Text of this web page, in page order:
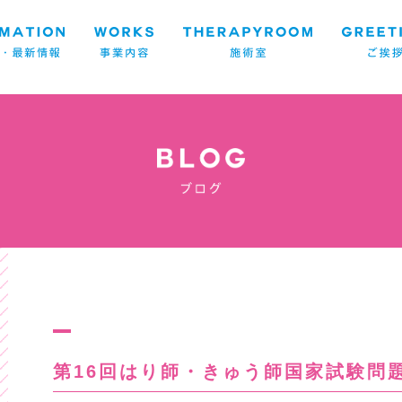
第16回はり師・きゅう師国家試験問